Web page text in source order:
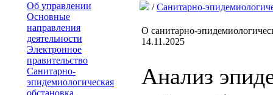
Об управлении
Основные
направления
деятельности
Электронное
правительство
Санитарно-
эпидемиологическая
обстановка
/Санитарно-
О санитарно-
14.11.2025
Анализ